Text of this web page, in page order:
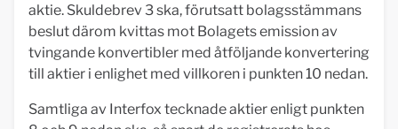
aktie. Skuldebrev 3 ska, förutsatt bolagsstämmans
beslut därom kvittas mot Bolagets emission av
tvingande konvertibler med åtföljande konvertering
till aktier i enlighet med villkoren i punkten 10 nedan.
Samtliga av Interfox tecknade aktier enligt punkten